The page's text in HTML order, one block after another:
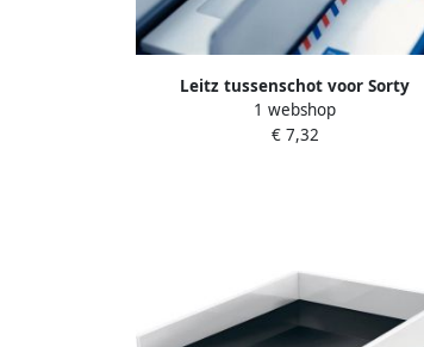
Leitz tussenschot voor Sorty
brievenbak transparant pak van 2
stuks
1 webshop
€ 7,32